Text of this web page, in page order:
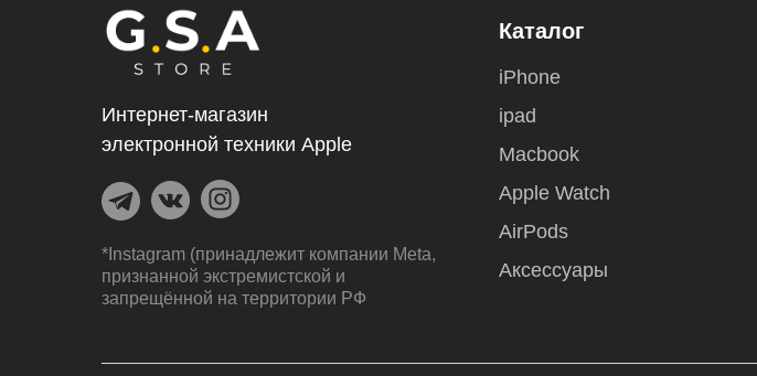
Интернет-магазин
электронной техники Apple
*Instagram (принадлежит компании Meta,
признанной экстремистской и
запрещённой на территории РФ
Каталог
AirPods
iPhone
ipad
Macbook
Apple Watch
Аксессуары